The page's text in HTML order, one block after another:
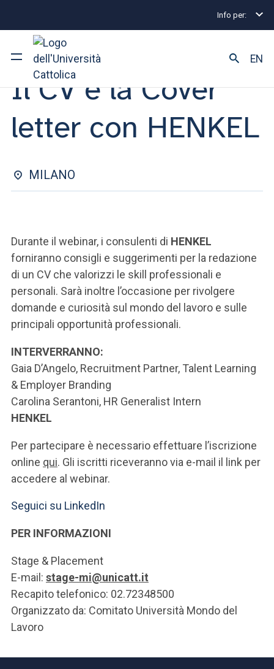
Info per:
Ateneo
Corsi di studio
Ricerca
Facoltà e campus
SEI UNO STUDENTE ISCRITTO?
ACCEDI ALLA MAIL ICATT
SEI UN DOCENTE O UN MEMBRO DELLO STAFF
EN
Eventi di Stage e Placement Milano Il CV e la
WORKSHOP | 14 APRILE 2023
Il CV e la Cover
letter con HENKEL
MILANO
Durante il webinar, i consulenti di HENKEL
forniranno consigli e suggerimenti per la redazione
di un CV che valorizzi le skill professionali e
personali. Sarà inoltre l’occasione per rivolgere
domande e curiosità sul mondo del lavoro e sulle
principali opportunità professionali.
INTERVERRANNO:
Gaia D’Angelo, Recruitment Partner, Talent Learning
& Employer Branding
Carolina Serantoni, HR Generalist Intern
HENKEL
Per partecipare è necessario effettuare l’iscrizione
online qui. Gli iscritti riceveranno via e-mail il link per
accedere al webinar.
Seguici su LinkedIn
PER INFORMAZIONI
Stage & Placement
E-mail: stage-mi@unicatt.it
Recapito telefonico: 02.72348500
Organizzato da: Comitato Università Mondo del
Lavoro